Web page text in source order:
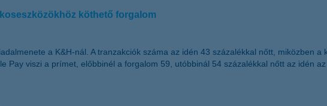
köthető forgalom
a K&H-nál. A tranzakciók száma az idén 43 százalékkal nőtt, miközben
Pay viszi a prímet, előbbinél a forgalom 59, utóbbinál 54 százalékkal nőtt az idén